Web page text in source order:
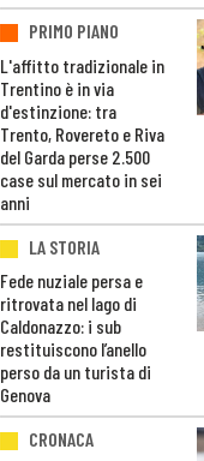
PRIMO PIANO
L'affitto tradizionale in
Trentino è in via
d'estinzione: tra
Trento, Rovereto e Riva
del Garda perse 2.500
case sul mercato in sei
anni
LA STORIA
Fede nuziale persa e
ritrovata nel lago di
Caldonazzo: i sub
restituiscono l’anello
perso da un turista di
Genova
CRONACA